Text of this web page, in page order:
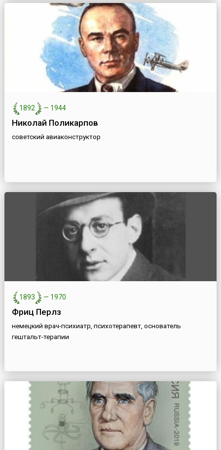
1892 — 1944
Николай Поликарпов
советский авиаконструктор
1893 — 1970
Фриц Перлз
немецкий врач-психиатр, психотерапевт, основатель
гештальт-терапии